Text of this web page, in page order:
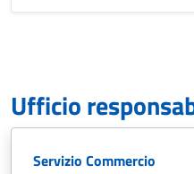
Ufficio
Servizio Commercio